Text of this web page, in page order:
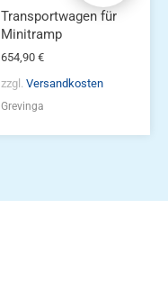
Transportwagen für
Minitramp
654,90 €
zzgl. Versandkosten
Grevinga